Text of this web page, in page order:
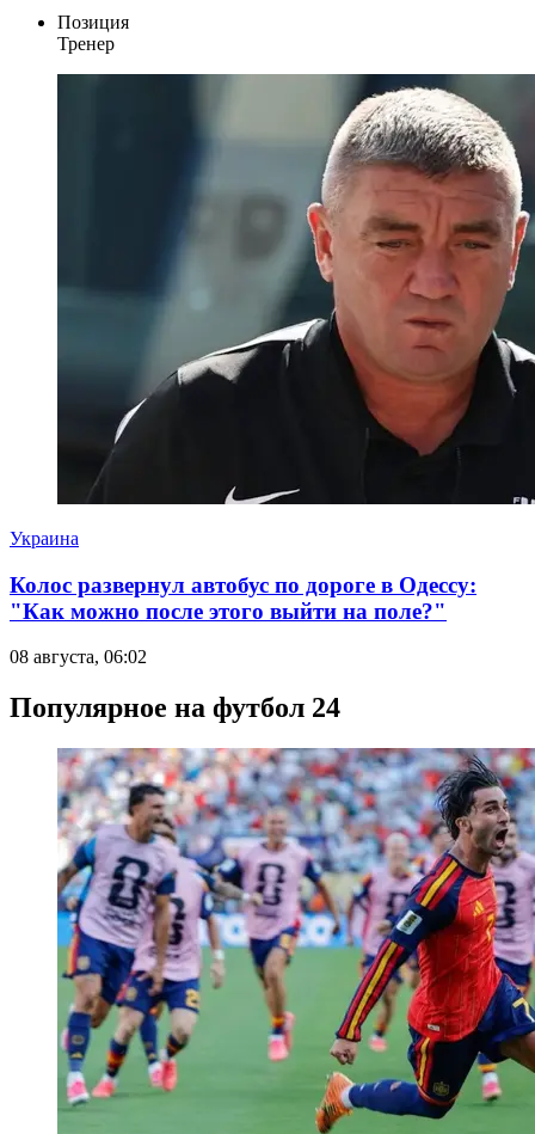
Позиция
Тренер
Украина
Колос развернул автобус по дороге в Одессу:
"Как можно после этого выйти на поле?"
08 августа, 06:02
Популярное на футбол 24